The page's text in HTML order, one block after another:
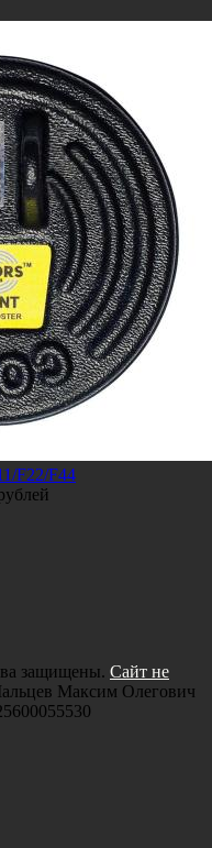
F22/F44
защищены. Сайт не
Максим Олегович